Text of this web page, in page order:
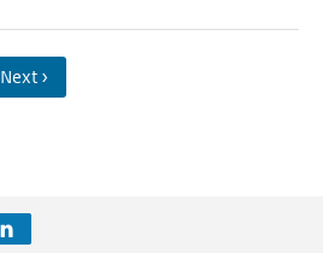
Next ›